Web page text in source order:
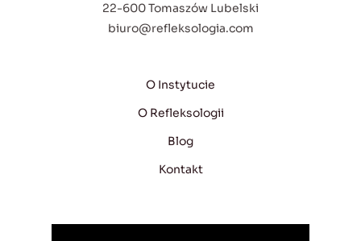
22-600 Tomaszów Lubelski
biuro@refleksologia.com
O Instytucie
O Refleksologii
Blog
Kontakt